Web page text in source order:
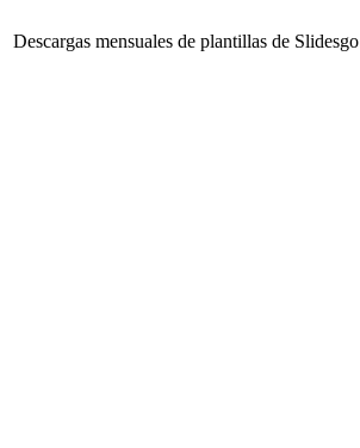
Descargas mensuales de plantillas de Slidesgo